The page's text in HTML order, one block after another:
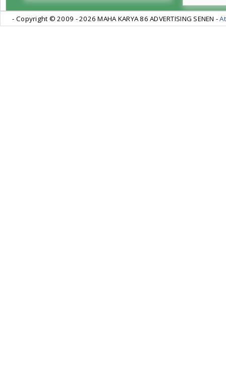
- Copyright © 2009 -2026 MAHA KARYA 86 ADVERTISING SENEN -